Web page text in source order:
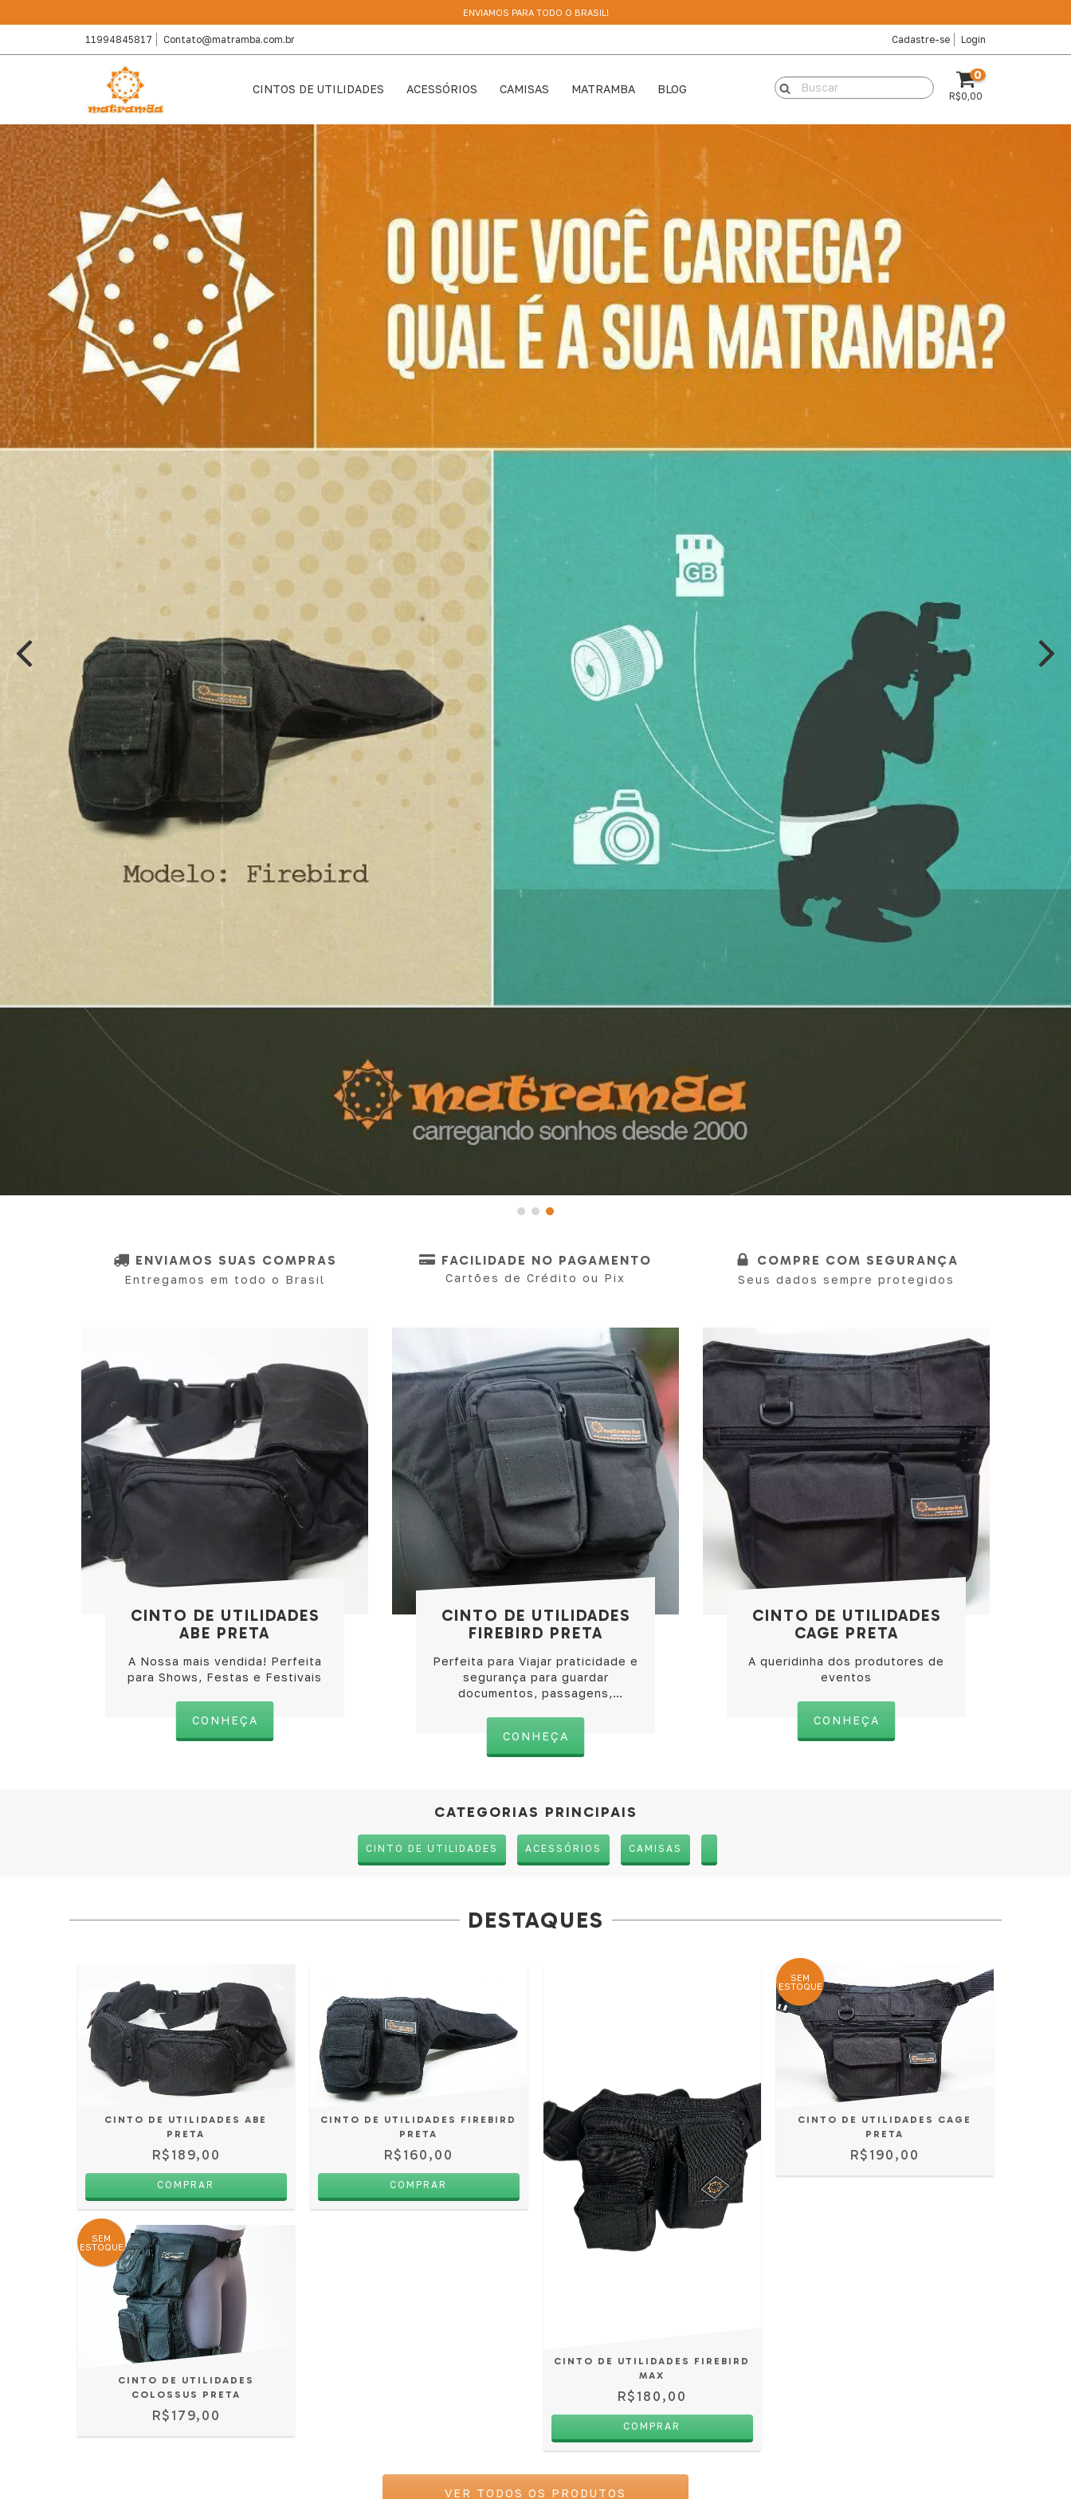
ENVIAMOS PARA TODO O BRASIL!
11994845817 Contato@matramba.com.br Cadastre-se Login
CINTOS DE UTILIDADES ACESSÓRIOS CAMISAS MATRAMBA BLOG
0
R$0,00
ENVIAMOS SUAS COMPRAS
Entregamos em todo o Brasil
FACILIDADE NO PAGAMENTO
Cartões de Crédito ou Pix
COMPRE COM SEGURANÇA
Seus dados sempre protegidos
CINTO DE UTILIDADES
ABE PRETA
A Nossa mais vendida! Perfeita
para Shows, Festas e Festivais
CONHEÇA
CINTO DE UTILIDADES
FIREBIRD PRETA
Perfeita para Viajar praticidade e
segurança para guardar
documentos, passagens,
CONHEÇA
CINTO DE UTILIDADES
CAGE PRETA
A queridinha dos produtores de
eventos
CONHEÇA
CATEGORIAS PRINCIPAIS
CINTO DE UTILIDADES ACESSÓRIOS CAMISAS
DESTAQUES
CINTO DE UTILIDADES ABE
PRETA
R$189,00
COMPRAR
CINTO DE UTILIDADES FIREBIRD
PRETA
R$160,00
COMPRAR
CINTO DE UTILIDADES FIREBIRD
MAX
R$180,00
COMPRAR
SEM
ESTOQUE
CINTO DE UTILIDADES CAGE
PRETA
R$190,00
SEM
ESTOQUE
CINTO DE UTILIDADES
COLOSSUS PRETA
R$179,00
VER TODOS OS PRODUTOS